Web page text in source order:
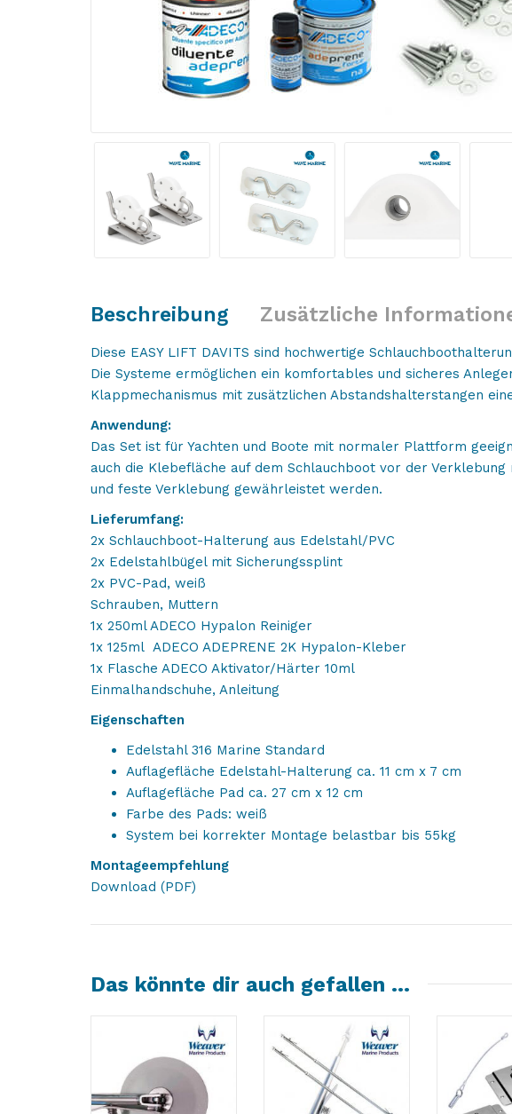
Beschreibung Zusätzliche
Diese EASY LIFT DAVITS sind hochwertige
Die Systeme ermöglichen ein komfortables und sicheres
Klappmechanismus mit zusätzlichen Abstandshalterstangen
Anwendung:
Das Set ist für Yachten und Boote mit normaler Plattform
auch die Klebefläche auf dem Schlauchboot vor der
und feste Verklebung gewährleistet werden.
Lieferumfang:
2x Schlauchboot-Halterung aus Edelstahl/PVC
2x Edelstahlbügel mit Sicherungssplint
2x PVC-Pad, weiß
Schrauben, Muttern
1x 250ml ADECO Hypalon Reiniger
1x 125ml ADECO ADEPRENE 2K Hypalon-Kleber
1x Flasche ADECO Aktivator/Härter 10ml
Einmalhandschuhe, Anleitung
Eigenschaften
Edelstahl 316 Marine Standard
Auflagefläche Edelstahl-Halterung ca. 11 cm x 7 cm
Auflagefläche Pad ca. 27 cm x 12 cm
Farbe des Pads: weiß
System bei korrekter Montage belastbar bis 55kg
Montageempfehlung
Download (PDF)
Das könnte dir auch gefallen …